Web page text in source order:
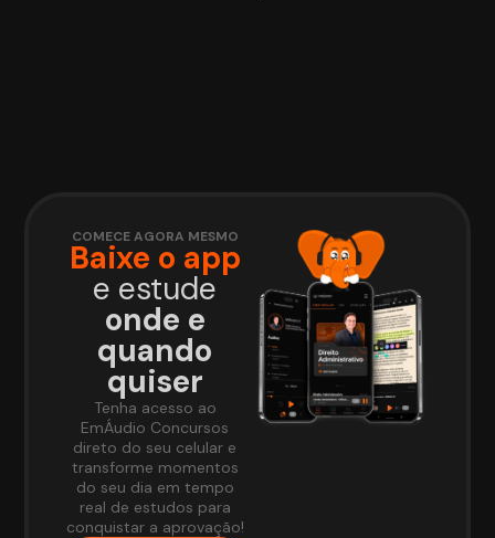
COMECE AGORA MESMO
Baixe o app
e estude
onde e
quando
quiser
Tenha acesso ao
EmÁudio Concursos
direto do seu celular e
transforme momentos
do seu dia em tempo
real de estudos para
conquistar a aprovação!